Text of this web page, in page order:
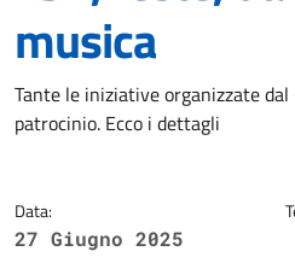
musica
Dettagli della
Tante le iniziative organizzate dal
patrocinio. Ecco i dettagli
Data:
27 Giugno 2025